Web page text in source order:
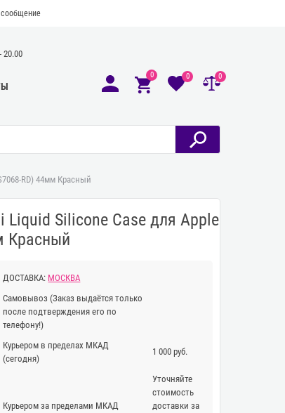
20.00
0 0 0
RD) 44мм Красный
Liquid Silicone Case для Apple
Красный
ДОСТАВКА: МОСКВА
Самовывоз (Заказ выдаётся только
после подтверждения его по
телефону!)
Курьером в пределах МКАД
(сегодня)
1 000 руб.
Курьером за пределами МКАД
Уточняйте
стоимость
доставки за